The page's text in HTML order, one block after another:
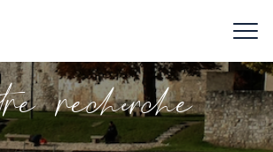
re recece